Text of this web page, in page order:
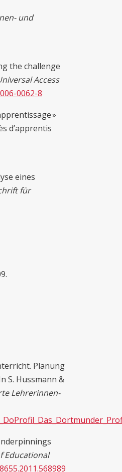
und
the challenge
Access
0062-8
»
d’apprentis
eines
für
Planung
S. Hussmann &
Lehrerinnen-
Educational